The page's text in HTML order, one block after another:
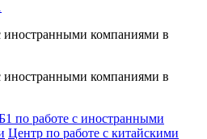
иностранными компаниями в
иностранными компаниями в
по работе с иностранными
Центр по работе с китайскими